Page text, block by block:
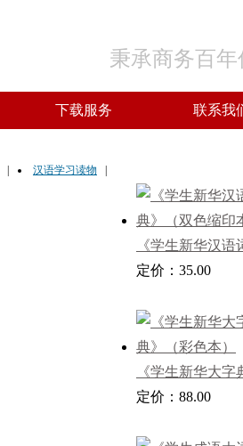
秉承商务百
下载服务 联系我
汉语学习读物
《学生新华汉语
典》（双色缩印
定价：35.00
《学生新华大字
（彩色本）
定价：88.00